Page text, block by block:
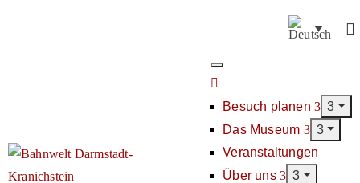
Besuch planen
Das Museum
Veranstaltungen
Über uns